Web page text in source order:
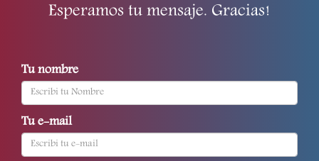
Esperamos tu mensaje. Gracias!
Tu nombre
Tu e-mail